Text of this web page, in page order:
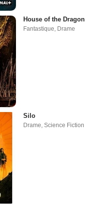
House of the Dragon
Fantastique Drame
Silo
Drame,Science Fiction